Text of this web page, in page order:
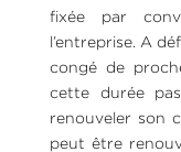
fixée par
l’entreprise. A
congé de
cette durée
renouveler son
peut être